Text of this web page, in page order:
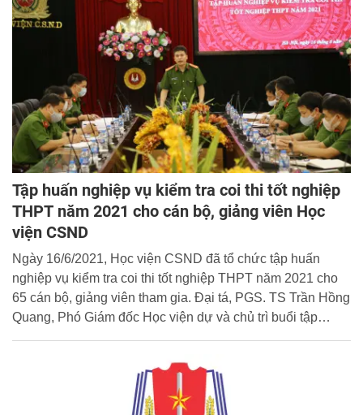
Tập huấn nghiệp vụ kiểm tra coi thi tốt nghiệp
THPT năm 2021 cho cán bộ, giảng viên Học
viện CSND
Ngày 16/6/2021, Học viện CSND đã tổ chức tập huấn
nghiệp vụ kiểm tra coi thi tốt nghiệp THPT năm 2021 cho
65 cán bộ, giảng viên tham gia. Đại tá, PGS. TS Trần Hồng
Quang, Phó Giám đốc Học viện dự và chủ trì buổi tập